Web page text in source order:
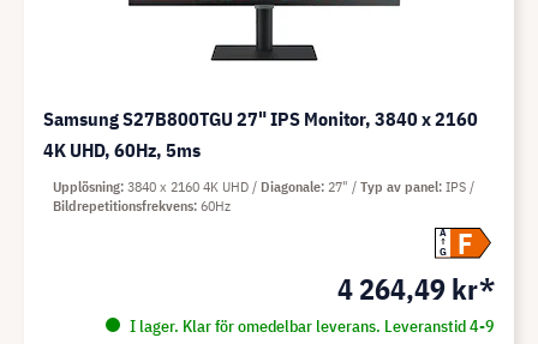
Samsung S27B800TGU 27" IPS Monitor, 3840 x 2160
4K UHD, 60Hz, 5ms
A
G
F
4 264,49 kr*
I lager. Klar för omedelbar leverans. Leveranstid 4-9
Upplösning 3840 x 2160 4K UHD Diagonale 27" Typ av panel IPS
Bildrepetitionsfrekvens 60Hz